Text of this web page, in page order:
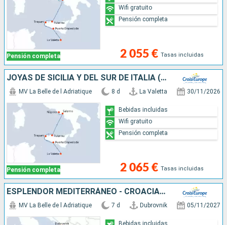
Pensión completa 2 055 € Tasas incluidas
Wifi gratuito
Pensión completa
JOYAS DE SICILIA Y DEL SUR DE ITALIA (FORMULA PUERTO/PUERTO)
Pensión completa
MV La Belle de l Adriatique 8 d La Valetta 30/11/2026
2 065 € Tasas incluidas
Bebidas incluidas
Wifi gratuito
Pensión completa
ESPLENDOR MEDITERRÁNEO - CROACIA, APULIA, SICILIA Y MALTA (FORMULA PUERTO/PUERTO)
MV La Belle de l Adriatique 7 d Dubrovnik 05/11/2027
Bebidas incluidas